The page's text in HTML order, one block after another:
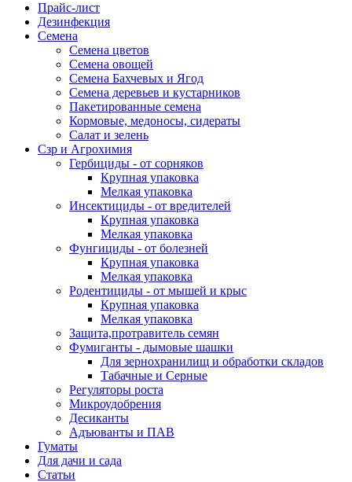
Прайс-лист
Дезинфекция
Семена
Семена цветов
Семена овощей
Семена Бахчевых и Ягод
Семена деревьев и кустарников
Пакетированные семена
Кормовые, медоносы, сидераты
Салат и зелень
Сзр и Агрохимия
Гербициды - от сорняков
Крупная упаковка
Мелкая упаковка
Инсектициды - от вредителей
Крупная упаковка
Мелкая упаковка
Фунгициды - от болезней
Крупная упаковка
Мелкая упаковка
Родентициды - от мышей и крыс
Крупная упаковка
Мелкая упаковка
Защита,протравитель семян
Фумиганты - дымовые шашки
Для зернохранилищ и обработки складов
Табачные и Серные
Регуляторы роста
Микроудобрения
Десиканты
Адъюванты и ПАВ
Гуматы
Для дачи и сада
Статьи